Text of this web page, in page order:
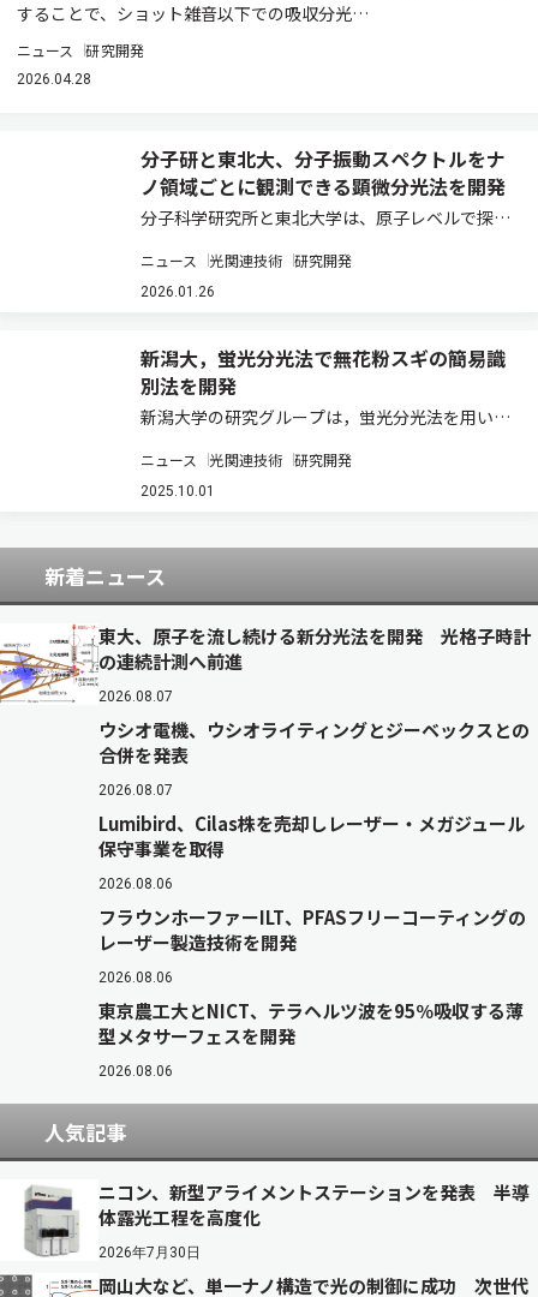
することで、ショット雑音以下での吸収分光…
ニュース 研究開発
2026.04.28
分子研と東北大、分子振動スペクトルをナ
ノ領域ごとに観測できる顕微分光法を開発
分子科学研究所と東北大学は、原子レベルで探針
金属ナノ探針先端にフェムト秒パルスレーザーを
照射することで、1億分の1メートル級の高い空間
ニュース 光関連技術 研究開発
2026.01.26
新潟大，蛍光分光法で無花粉スギの簡易識
別法を開発
新潟大学の研究グループは，蛍光分光法を用いた
リリース）。 無花粉スギの花粉を飛ばさない性質
は，雄性不稔遺伝子と呼ばれる1つの潜性遺伝子
ニュース 光関連技術 研究開発
2025.10.01
新着ニュース
東大、原子を流し続ける新分光法を開発 光格子時計
の連続計測へ前進
2026.08.07
ウシオ電機、ウシオライティングとジーベックスとの
合併を発表
2026.08.07
Lumibird、Cilas株を売却しレーザー・メガジュール
保守事業を取得
2026.08.06
フラウンホーファーILT、PFASフリーコーティングの
レーザー製造技術を開発
2026.08.06
東京農工大とNICT、テラヘルツ波を95％吸収する薄
型メタサーフェスを開発
2026.08.06
人気記事
ニコン、新型アライメントステーションを発表 半導
体露光工程を高度化
2026年7月30日
岡山大など、単一ナノ構造で光の制御に成功 次世代